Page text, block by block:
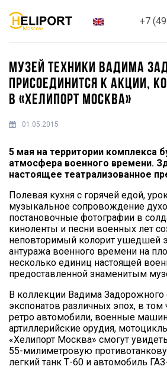
+7
МУЗЕЙ ТЕХНИКИ ВАДИМА
ПРИСОЕДИНИТСЯ К АКЦИИ,
В «ХЕЛИПОРТ МОСКВА»
01.05.2015
5 мая на территории комплекса
атмосфера военного времени.
настоящее театрализованное
Полевая кухня с горячей едой,
музыкальное сопровождение
постановочные фотографии в
киноленты и песни военных лет
неповторимый колорит ушедшей
антуража военного времени на
несколько единиц настоящей
предоставленной знаменитым
В коллекции Вадима Задорожного
экспонатов различных эпох, в
ретро автомобили, военные
артиллерийские орудия,
«Хелипорт Москва» смогут
55-милиметровую
легкий танк Т-60 и автомобиль